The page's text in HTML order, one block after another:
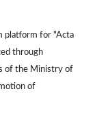
platform for "Acta
through
of the Ministry of
of